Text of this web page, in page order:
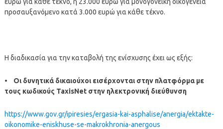
προσαυξανόμενο κατά 3.000 ευρώ για κάθε τέκνο.
Η διαδικασία για την καταβολή της ενίσχυσης έχει ως εξής:
• Οι δυνητικά δικαιούχοι εισέρχονται στην πλατφόρμα με
τους κωδικούς TaxisNet στην ηλεκτρονική διεύθυνση
https://www.gov.gr/ipiresies/ergasia-kai-asphalise/anergia/ektakte-
oikonomike-eniskhuse-se-makrokhronia-anergous